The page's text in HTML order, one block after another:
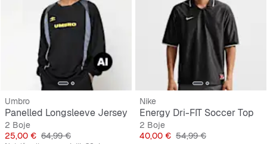
Umbro
Panelled Longsleeve Jersey
2 Boje
Cijena
25,00 € Originalna cijena
64,99 €
Nike
Energy Dri-FIT Soccer Top
2 Boje
Cijena
40,00 € Originalna cijena
54,99 €